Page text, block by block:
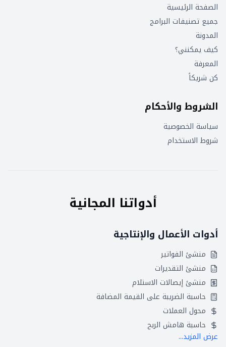
الصفحة الرئيسية
جميع تصنيفات البرامج
المدونة
كيف يمكنني؟
المعرفة
كن شريكاً
الشروط والأحكام
سياسة الخصوصية
شروط الاستخدام
أدواتنا المجانية
أدوات الأعمال والإنتاجية
منشئ الفواتير
منشئ التقديرات
منشئ إيصالات الاستلام
حاسبة الضريبة على القيمة المضافة
محول العملات
حاسبة هامش الربح
عرض المزيد...